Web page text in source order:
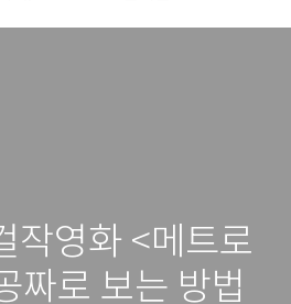
작영화 <메트로
짜로 보는 방법